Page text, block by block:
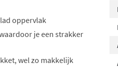
oppervlak
je een strakker
wel zo makkelijk